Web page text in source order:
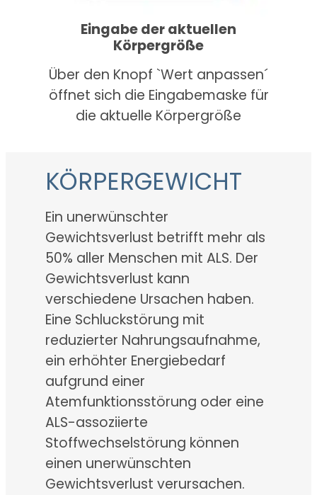
Eingabe der aktuellen
Körpergröße
Über den Knopf `Wert anpassen´
öffnet sich die Eingabemaske für
die aktuelle Körpergröße
KÖRPERGEWICHT
Ein unerwünschter
Gewichtsverlust betrifft mehr als
50% aller Menschen mit ALS. Der
Gewichtsverlust kann
verschiedene Ursachen haben.
Eine Schluckstörung mit
reduzierter Nahrungsaufnahme,
ein erhöhter Energiebedarf
aufgrund einer
Atemfunktionsstörung oder eine
ALS-assoziierte
Stoffwechselstörung können
einen unerwünschten
Gewichtsverlust verursachen.